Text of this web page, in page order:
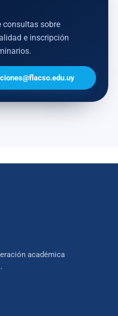
consultas sobre
e inscripción
académica